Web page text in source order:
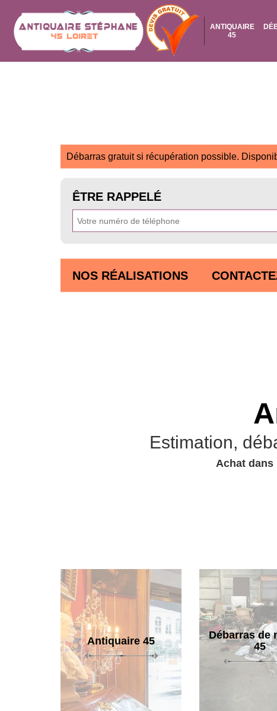
ANTIQUAIRE
45
Débarras gratuit si récupération possible.
ÊTRE RAPPELÉ
NOS RÉALISATIONS
Estimation,
Achat dans
Antiquaire 45
Débarras de
45